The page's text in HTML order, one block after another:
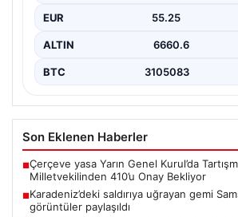
gemisine gerçekleştirilen…
EUR 55.25
ALTIN 6660.6
BTC 3105083
Son Eklenen Haberler
■Çerçeve yasa Yarın Genel Kurul’da
Milletvekilinden 410’u Onay Bekliyor
■Karadeniz’deki saldırıya uğrayan gemi
görüntüler paylaşıldı